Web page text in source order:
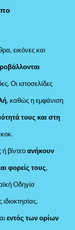
εικόνες και
Οι ιστοσελίδες
, καθώς η εμφάνιση
τους και στη
ή βίντεοανήκουν
φορείς τους,
Οδηγία
εντός των ορίων